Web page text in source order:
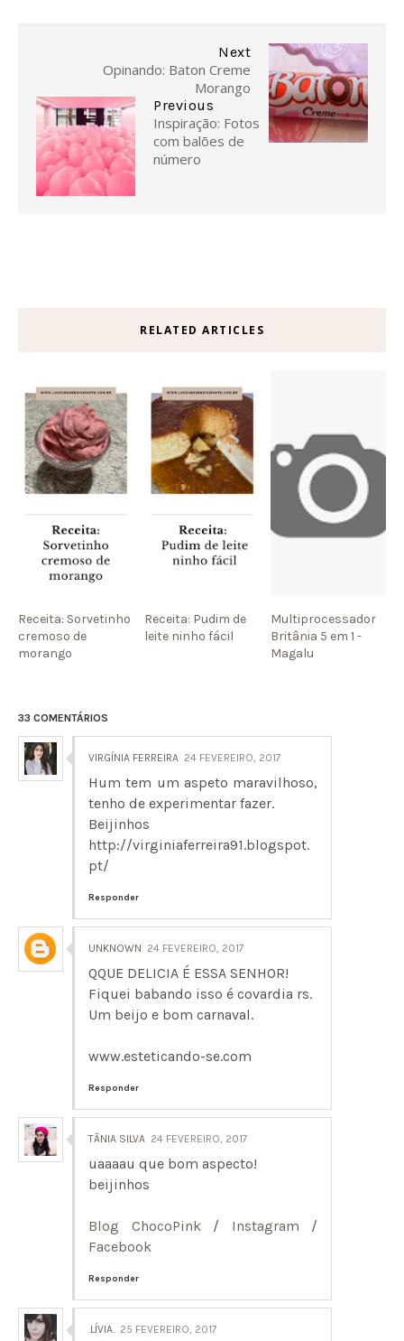
Next
Opinando: Baton Creme
Morango
Previous
Inspiração: Fotos
com balões de
número
RELATED ARTICLES
Receita: Sorvetinho
cremoso de
morango
Receita: Pudim de
leite ninho fácil
Multiprocessador
Britânia 5 em 1 -
Magalu
33 COMENTÁRIOS
VIRGÍNIA FERREIRA 24 FEVEREIRO, 2017
Hum tem um aspeto maravilhoso,
tenho de experimentar fazer.
Beijinhos
http://virginiaferreira91.blogspot.
pt/
Responder
UNKNOWN 24 FEVEREIRO, 2017
QQUE DELICIA É ESSA SENHOR!
Fiquei babando isso é covardia rs.
Um beijo e bom carnaval.
www.esteticando-se.com
Responder
TÂNIA SILVA 24 FEVEREIRO, 2017
uaaaau que bom aspecto!
beijinhos
Blog ChocoPink / Instagram /
Facebook
Responder
.LÍVIA. 25 FEVEREIRO, 2017